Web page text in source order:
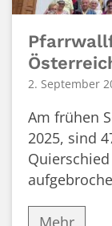
2. September
Am frühen
2025, sind